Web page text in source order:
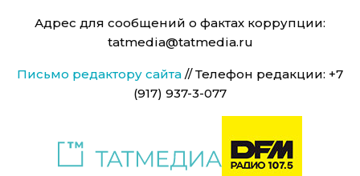
Адрес для сообщений о фактах коррупции:
tatmedia@tatmedia.ru
Письмо редактору сайта // Телефон редакции: +7
(917) 937-3-077